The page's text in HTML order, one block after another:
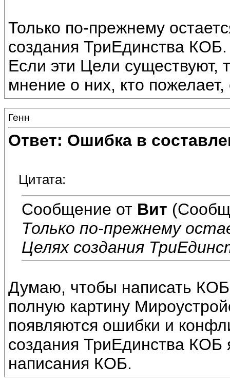
Только по-прежнему
создания ТриЕдинства КОБ.
Если эти Цели существуют,
мнение о них, кто
Генн
Ответ: Ошибка в
Цитата:
Сообщение от Вит
Только по-прежнему
Целях создания
Думаю, чтобы написать
полную картину
появляются ошибки и
создания ТриЕдинства КОБ
написания КОБ.